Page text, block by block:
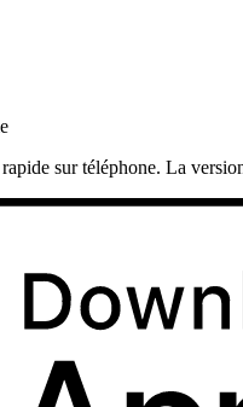
sur téléphone. La